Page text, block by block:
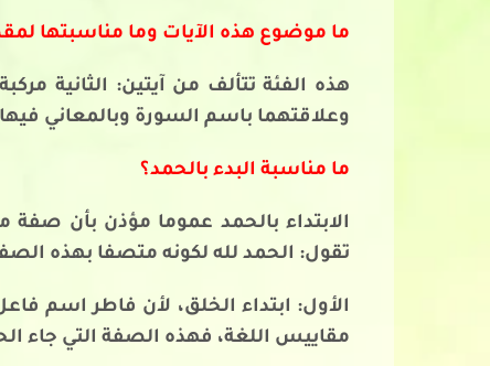
ما موضوع هذه الآيات وما مناسبتها
هذه الفئة تتألف من آيتين: الثانية
وعلاقتهما باسم السورة وبالمعاني
ما مناسبة البدء بالحمد؟
الابتداء بالحمد عموما مؤذن بأن
تقول: الحمد لله لكونه متصفا بهذه
الأول: ابتداء الخلق، لأن فاطر اسم
مقاييس اللغة، فهذه الصفة التي جاء